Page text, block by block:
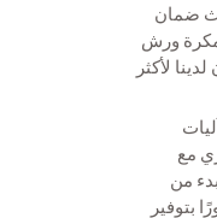
ضمان
ورش
لأكثر
مع
من
بتوفير